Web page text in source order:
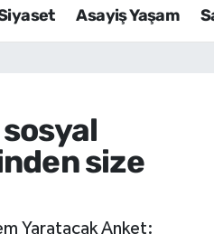
Asayiş Yaşam
size
Yaratacak Anket: